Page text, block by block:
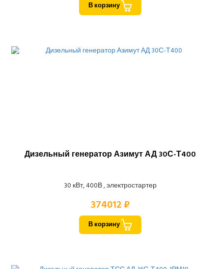
В корзину
Дизельный генератор Азимут АД 30С-Т400
30 кВт, 400В , электростартер
374012 ₽
В корзину